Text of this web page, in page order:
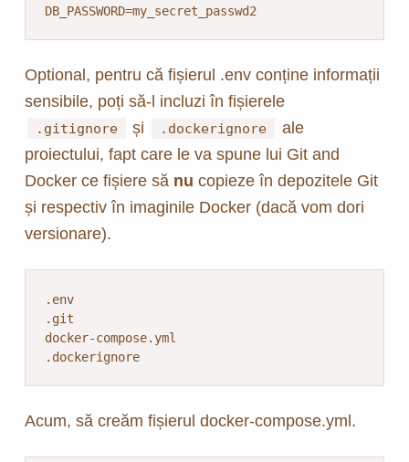
DB_PASSWORD=my_secret_passwd2
Optional, pentru că fișierul .env conține informații
sensibile, poți să-l incluzi în fișierele
.gitignore și .dockerignore
ale
proiectului, fapt care le va spune lui Git and
Docker ce fișiere să nu copieze în depozitele Git
și respectiv în imaginile Docker (dacă vom dori
versionare).
.env
.git
docker-compose.yml
.dockerignore
Acum, să creăm fișierul docker-compose.yml.